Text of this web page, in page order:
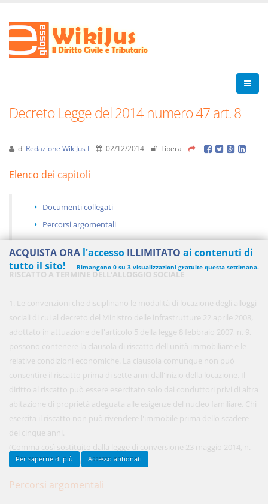
Decreto Legge del 2014 numero 47 art. 8
di Redazione WikiJus I 02/12/2014 Libera
Elenco dei capitoli
Documenti collegati
Percorsi argomentali
RISCATTO A TERMINE DELL'ALLOGGIO SOCIALE
1. Le convenzioni che disciplinano le modalità di locazione degli alloggi
sociali di cui al decreto del Ministro delle infrastrutture 22 aprile 2008,
adottato in attuazione dell'articolo 5 della legge 8 febbraio 2007, n. 9,
possono contenere la clausola di riscatto dell'unità immobiliare e le
relative condizioni economiche. La clausola comunque non può
consentire il riscatto prima di sette anni dall'inizio della locazione. Il
diritto al riscatto può essere esercitato solo dai conduttori privi di altra
abitazione di proprietà adeguata alle esigenze del nucleo familiare. Chi
esercita il riscatto non può rivendere l'immobile prima dello scadere
dei cinque anni.
(Comma così sostituito dalla legge di conversione 23 maggio 2014, n.
80) ...(Continua per gli Abbonati)
Percorsi argomentali
ACQUISTA ORA l'accesso ILLIMITATO ai contenuti di
tutto il sito!
Rimangono 0 su 3 visualizzazioni gratuite questa settimana.
450,00 € ANNUALI
anziché570.00€ ,risparmi il 21%!
Acquista ora
48,00 € MENSILI
Per saperne di più Accesso abbonati